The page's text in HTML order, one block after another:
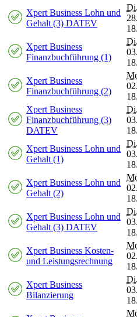
Xpert Business Lohn und
Gehalt (3) DATEV
Di.
Xpert Business
Finanzbuchführung (1)
Di.
Xpert Business
Finanzbuchführung (2)
Xpert Business
Finanzbuchführung (3)
DATEV
Di.
Xpert Business Lohn und
Gehalt (1)
Di.
Xpert Business Lohn und
Gehalt (2)
Xpert Business Lohn und
Gehalt (3) DATEV
Di.
Xpert Business Kosten-
und Leistungsrechnung
Xpert Business
Bilanzierung
Di.